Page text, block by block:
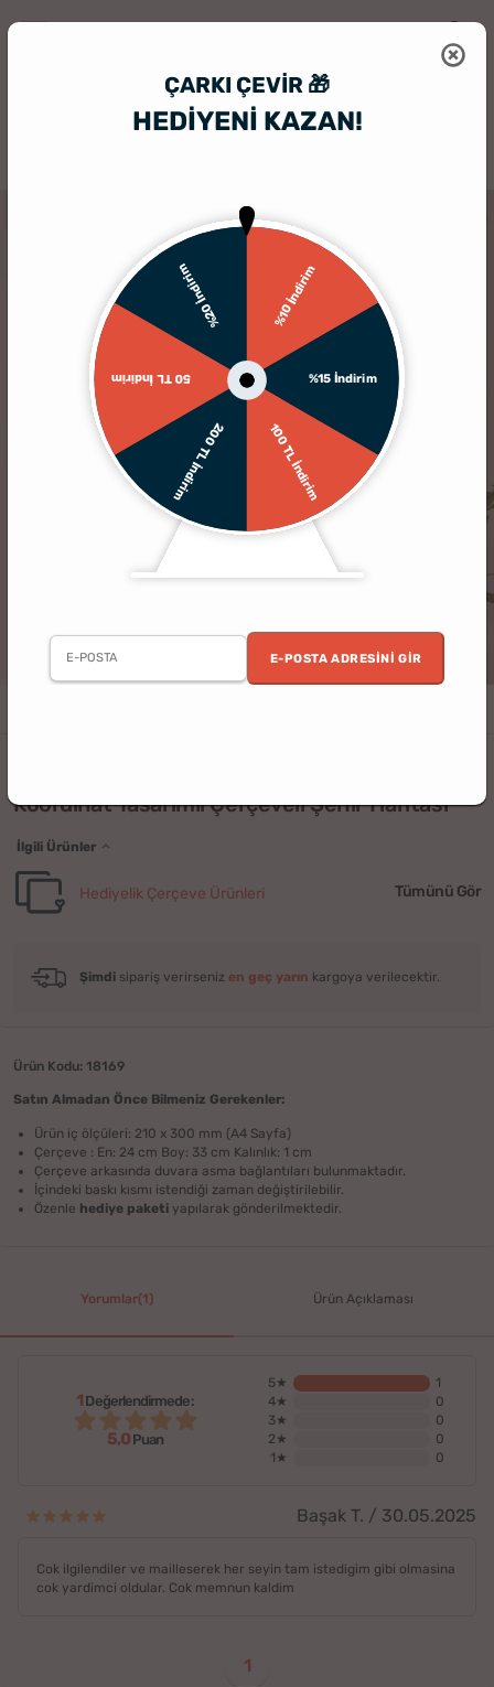
ÇARKI ÇEVIR 🎁
HEDİYENİ KAZAN!
%10 İndirim
%15 İndirim
100 TL İndirim
200 TL İndirim
50 TL İndirim
%20 İndirim
E-POSTA ADRESINI GIR
Koordinat Tasarımlı Çerçeveli Şehir Haritası
İlgili Ürünler
Hediyelik Çerçeve Ürünleri Tümünü Gör
Şimdi sipariş verirseniz en geç yarın kargoya verilecektir.
Ürün Kodu: 18169
Satın Almadan Önce Bilmeniz Gerekenler:
Ürün iç ölçüleri: 210 x 300 mm (A4 Sayfa)
Çerçeve : En: 24 cm Boy: 33 cm Kalınlık: 1 cm
Çerçeve arkasında duvara asma bağlantıları bulunmaktadır.
İçindeki baskı kısmı istendiği zaman değiştirilebilir.
Özenle hediye paketi yapılarak gönderilmektedir.
Yorumlar(1) Ürün Açıklaması
1 Değerlendirmede:
5,0Puan
5★
1
4★
0
3★
0
2★
0
1★
0
Başak T. / 30.05.2025
Cok ilgilendiler ve mailleserek her seyin tam istedigim gibi olmasina
cok yardimci oldular. Cok memnun kaldim
1